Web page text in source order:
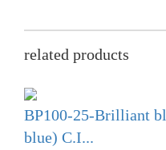
related products
BP100-25-Brilliant
blue) C.I...